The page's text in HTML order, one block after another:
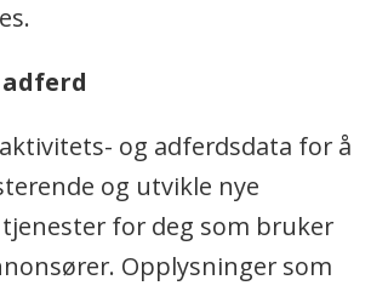
og adferdsdata for å
og utvikle nye
for deg som bruker
Opplysninger som